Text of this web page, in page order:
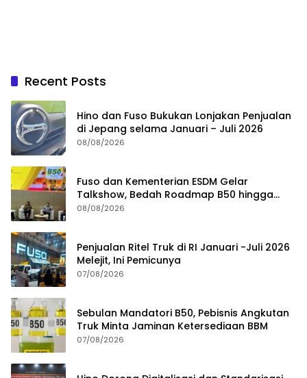
Recent Posts
Hino dan Fuso Bukukan Lonjakan Penjualan
di Jepang selama Januari – Juli 2026
08/08/2026
Fuso dan Kementerian ESDM Gelar
Talkshow, Bedah Roadmap B50 hingga
Dampaknya
08/08/2026
Penjualan Ritel Truk di RI Januari -Juli 2026
Melejit, Ini Pemicunya
07/08/2026
Sebulan Mandatori B50, Pebisnis Angkutan
Truk Minta Jaminan Ketersediaan BBM
07/08/2026